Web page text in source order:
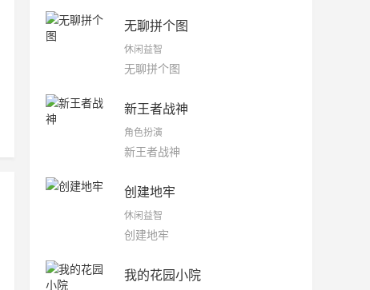
无聊拼个图
休闲益智
无聊拼个图
新王者战神
角色扮演
新王者战神
创建地牢
休闲益智
创建地牢
我的花园小院